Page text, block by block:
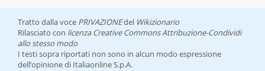
Tratto dalla voce PRIVAZIONEdel Wikizionario
Rilasciato con licenza Creative Commons Attribuzione-Condividi
allo stesso modo
I testi sopra riportati non sono in alcun modo espressione
dell’opinione di Italiaonline S.p.A.